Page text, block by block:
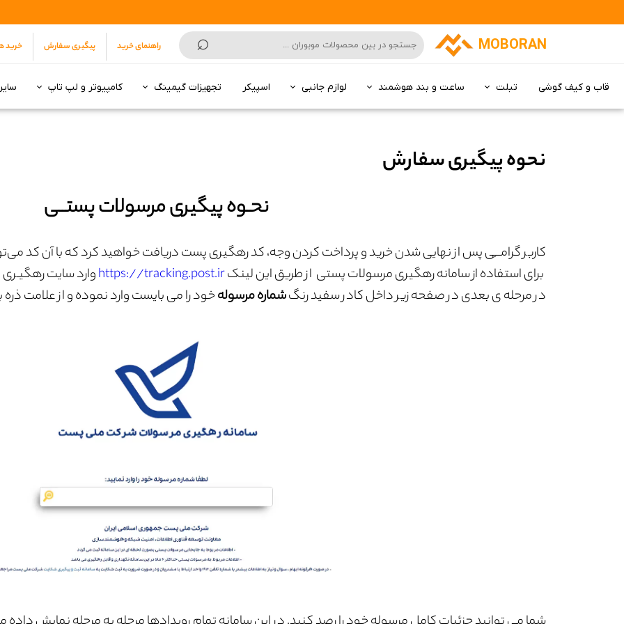
MOBORAN
قاب و کیف گوشی تبلت ساعت و بند هوشمند لوازم جانبی اسپیکر تجهیزات گیمینگ کامپیوتر و لپ تاپ سایر
⌕ راهنمای خرید پیگیری سفارش خرید
نحوه پیگیری سفارش
نحـوه پیگیری مرسولات پستــی
کاربر گرامـــِی پس از نهایی شدن خرید و پرداخت کردن وجه، کد رهگیری پست دریافت خواهید کرد که با آن کد
برای استفاده از سامانه رهگیری مرسولات پستی از طریق این لینکhttps://tracking.post.irوارد سایت
در مرحله ی بعدی در صفحه زیر داخل کادر سفید رنگشماره مرسولهخود را می بایست وارد نموده و از علامت